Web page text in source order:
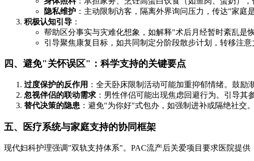
隐私维护 ：主动限制访客，隔离外界询问压力，传达"家庭
积极认知引导 ：
帮助区分事实与灾难化想象，如解释"术后月经暂时紊乱是
引导聚焦康复目标，如共同制定分阶段散步计划，转移注意
四、避免"关怀误区"：科学支持的关键要点
过度保护的反作用 ：全天卧床限制活动可能加重抑郁情绪。鼓励
忽视伴侣的联动需求 ：男性伴侣可能出现焦虑回避行为。引导其
替代决策的隐患 ：避免"为你好"式包办，如强制进补或隔绝社交
五、医疗系统与家庭支持的协同框架
现代妇科护理强调"双轨支持体系"。PAC流产后关爱项目要求医院提供